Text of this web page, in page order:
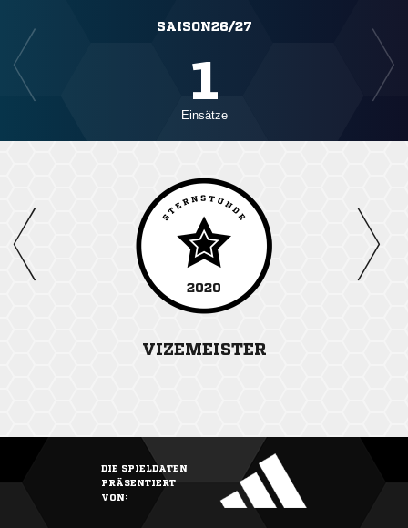
SAISON26/27
1
Einsätze
2020
VIZEMEISTER
DIE SPIELDATEN
PRÄSENTIERT
VON: